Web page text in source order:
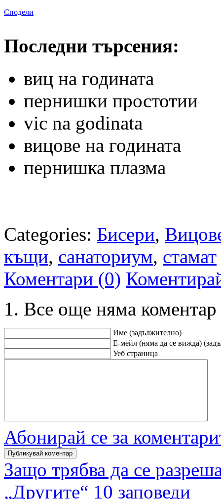
Сподели
Последни търсения:
виц на годината
пернишки простотии
vic na godinata
вицове на годината
пернишка плазма
Categories: Бисери,
къщи, санаториум, стамат
Коментари (0)
Все още няма коментар
Име (задължително)
Е-мейл (няма да се вижда)
Уеб страница
Абонирай се за
Защо трябва да се
„Другите“ 10 заповеди